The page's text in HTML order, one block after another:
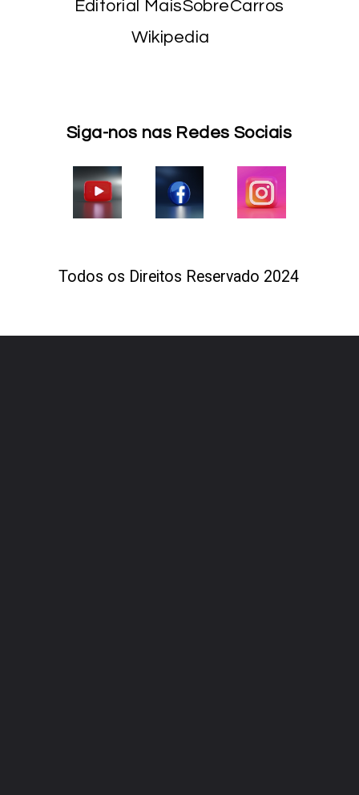
Siga-nos nas Redes Sociais
Editorial MaisSobreCarros
Todos os Direitos Reservado 2024
Wikipedia